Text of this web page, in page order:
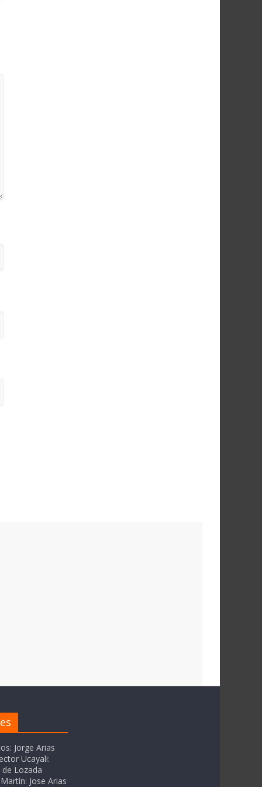
Jorge Arias
Ucayali:
Lozada
Jose Arias